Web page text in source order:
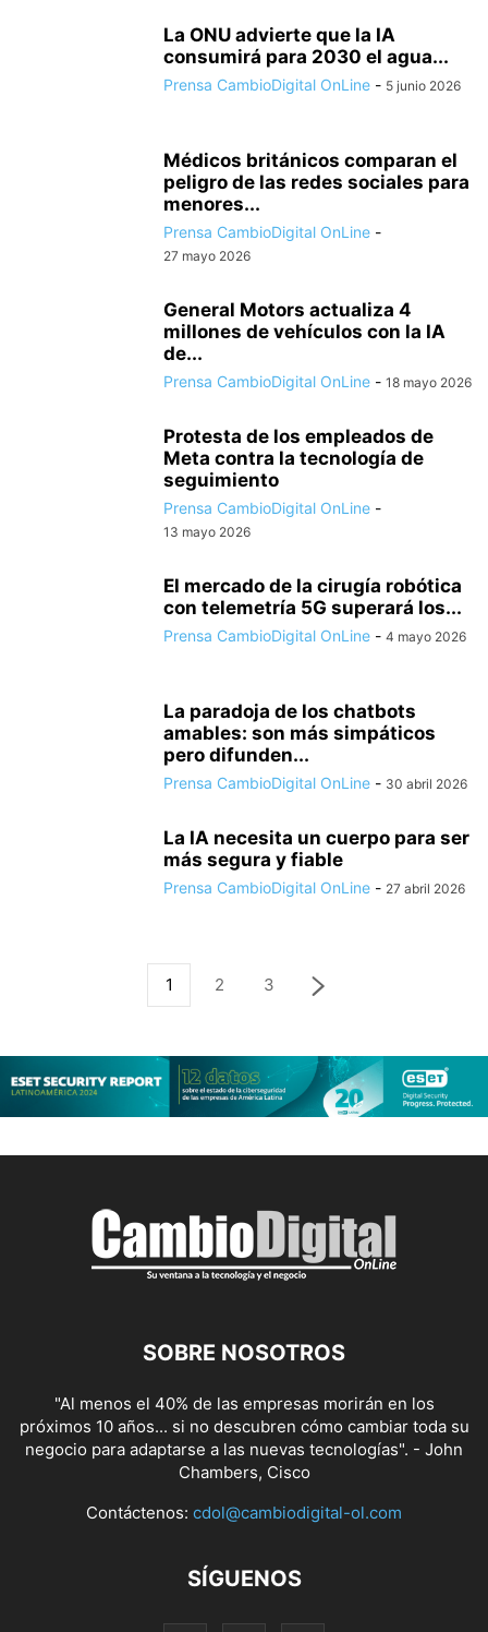
La ONU advierte que la IA
consumirá para 2030 el agua...
Prensa CambioDigital OnLine - 5 junio 2026
Médicos británicos comparan el
peligro de las redes sociales para
menores...
Prensa CambioDigital OnLine -
27 mayo 2026
General Motors actualiza 4
millones de vehículos con la IA
de...
Prensa CambioDigital OnLine - 18 mayo 2026
Protesta de los empleados de
Meta contra la tecnología de
seguimiento
Prensa CambioDigital OnLine -
13 mayo 2026
El mercado de la cirugía robótica
con telemetría 5G superará los...
Prensa CambioDigital OnLine - 4 mayo 2026
La paradoja de los chatbots
amables: son más simpáticos
pero difunden...
Prensa CambioDigital OnLine - 30 abril 2026
La IA necesita un cuerpo para ser
más segura y fiable
Prensa CambioDigital OnLine - 27 abril 2026
1 2 3
SOBRE NOSOTROS
"Al menos el 40% de las empresas morirán en los
próximos 10 años... si no descubren cómo cambiar toda su
negocio para adaptarse a las nuevas tecnologías". - John
Chambers, Cisco
Contáctenos: cdol@cambiodigital-ol.com
SÍGUENOS